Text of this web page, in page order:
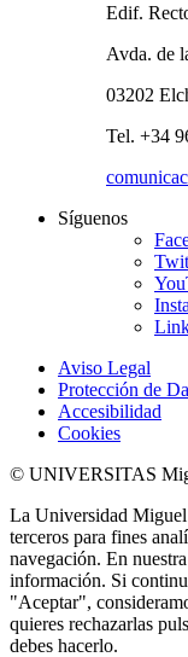
Edif.
Avda. de
03202
Tel. +34
Síguenos
Aviso Legal
Protección de
Accesibilidad
Cookies
© UNIVERSITAS
La Universidad
terceros para fines
navegación. En nuestra
información. Si
"Aceptar",
quieres rechazarlas
debes hacerlo.